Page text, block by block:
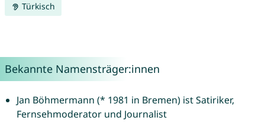
Türkisch
Bekannte Namensträger:innen
Jan Böhmermann (* 1981 in Bremen) ist Satiriker,
Fernsehmoderator und Journalist